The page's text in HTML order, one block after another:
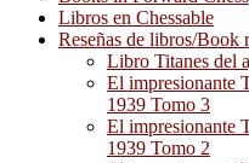
Libros en Chessable
Reseñas de libros/Book
Libro Titanes del
El impresionante
1939 Tomo 3
El impresionante
1939 Tomo 2